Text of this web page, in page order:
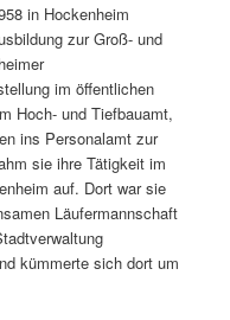
in Hockenheim
zur Groß- und
im öffentlichen
Hoch- und Tiefbauamt,
ins Personalamt zur
sie ihre Tätigkeit im
auf. Dort war sie
Läufermannschaft
kümmerte sich dort um